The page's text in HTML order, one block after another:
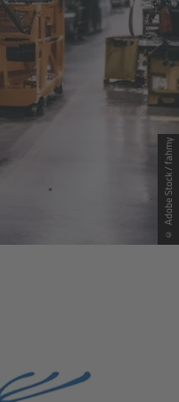
© Adobe Stock / fahmy